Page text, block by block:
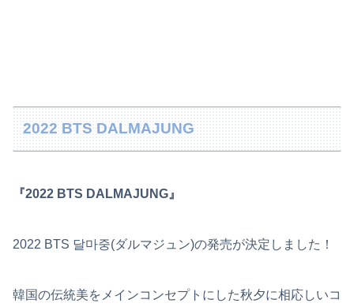
2022 BTS DALMAJUNG
『2022 BTS DALMAJUNG』
2022 BTS 달마중(ダルマジュン)の発売が決定しました！
韓国の伝統美をメインコンセプトにした秋夕に相応しいコ